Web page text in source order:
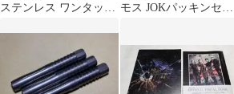
ステンレス ワンタッチ
機対応 ホワイト JOK-
500 500ml 真空断熱ケ
ータイマグ WH 水筒 食
モス JOKパッキンセッ